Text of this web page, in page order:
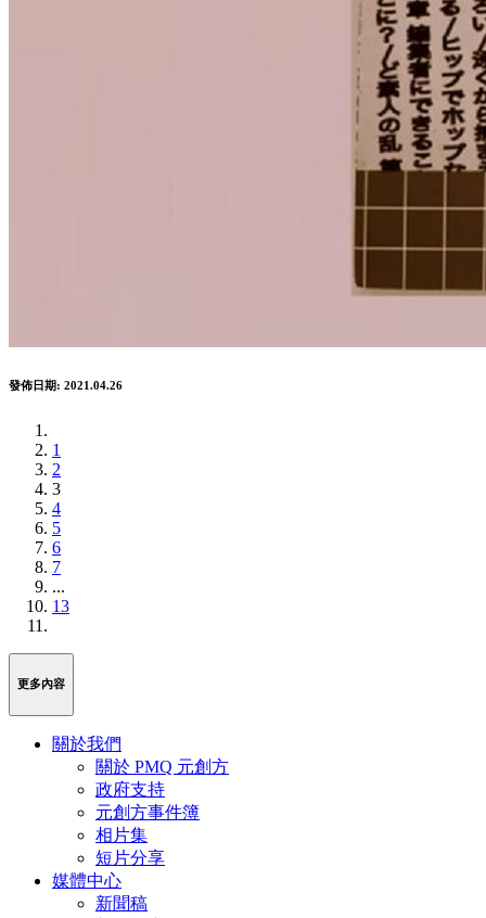
發佈日期: 2021.04.26
1
2
3
4
5
6
7
...
13
更多內容
關於我們
關於 PMQ 元創方
政府支持
元創方事件簿
相片集
短片分享
媒體中心
新聞稿